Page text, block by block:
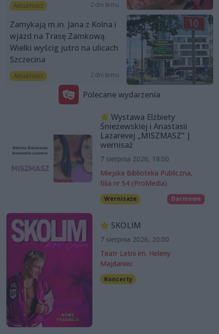
Aktualności 2 dni temu
Zamykają m.in. Jana z Kolna i
wjazd na Trasę Zamkową.
Wielki wyścig jutro na ulicach
Szczecina
Aktualności 2 dni temu
Polecane wydarzenia
Wystawa Elżbiety
Śnieżewskiej i Anastasii
Lazarevej „MISZMASZ” |
wernisaż
7 sierpnia 2026, 18:00
Miejska Biblioteka Publiczna,
filia nr 54 (ProMedia)
Wernisaże Darmowe
SKOLIM
7 sierpnia 2026, 20:00
Teatr Letni im. Heleny
Majdaniec
Koncerty